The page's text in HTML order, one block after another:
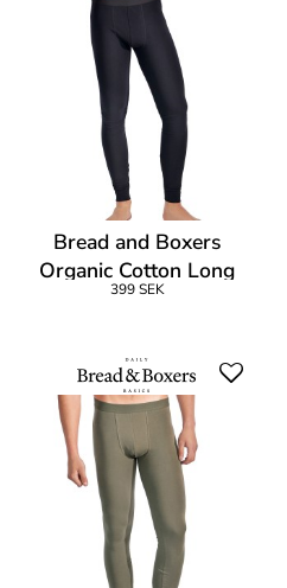
Bread and Boxers
Organic Cotton Long
Johns
399 SEK